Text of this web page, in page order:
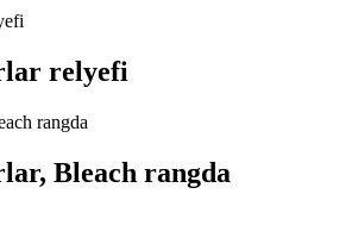
relyefi
Bleach rangda